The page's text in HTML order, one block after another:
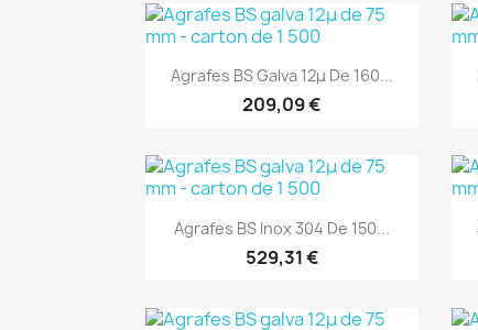
 Aperçu rapide
Agrafes BS Galva 12μ De 160...
209,09 €
 Aperçu rapide
Agrafes BS Inox 304 De 150...
529,31 €